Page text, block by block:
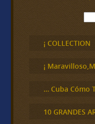
B
u
c
a
¡ COLLECTION
¡
… Cuba Cómo
10 GRANDES